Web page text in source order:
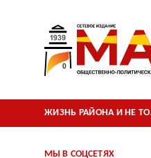
ЖИЗНЬ РАЙОНА И НЕ
МЫ В СОЦСЕТЯХ